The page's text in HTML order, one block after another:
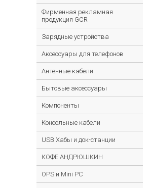
Фирменная рекламная
продукция GCR
Зарядные устройства
Аксессуары для телефонов
Антенные кабели
Бытовые аксессуары
Компоненты
Консольные кабели
USB Хабы и док-станции
КОФЕ АНДРЮШКИН
OPS и Mini PC